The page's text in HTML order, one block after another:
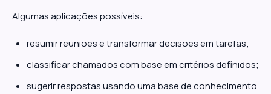
Algumas aplicações possíveis:
resumir reuniões e transformar decisões em tarefas;
classificar chamados com base em critérios definidos;
sugerir respostas usando uma base de conhecimento